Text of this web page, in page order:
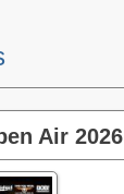
Air 2026